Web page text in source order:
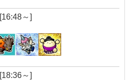
[16:48～]
[18:36～]